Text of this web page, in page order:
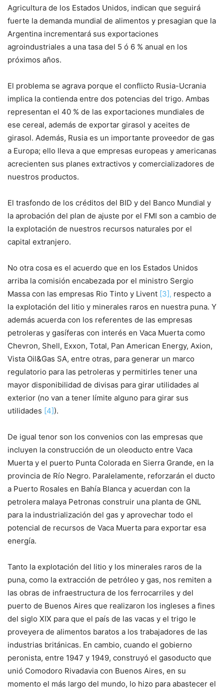
Agricultura de los Estados Unidos, indican que seguirá
fuerte la demanda mundial de alimentos y presagian que la
Argentina incrementará sus exportaciones
agroindustriales a una tasa del 5 ó 6 % anual en los
próximos años.
El problema se agrava porque el conflicto Rusia-Ucrania
implica la contienda entre dos potencias del trigo. Ambas
representan el 40 % de las exportaciones mundiales de
ese cereal, además de exportar girasol y aceites de
girasol. Además, Rusia es un importante proveedor de gas
a Europa; ello lleva a que empresas europeas y americanas
acrecienten sus planes extractivos y comercializadores de
nuestros productos.
El trasfondo de los créditos del BID y del Banco Mundial y
la aprobación del plan de ajuste por el FMI son a cambio de
la explotación de nuestros recursos naturales por el
capital extranjero.
No otra cosa es el acuerdo que en los Estados Unidos
arriba la comisión encabezada por el ministro Sergio
Massa con las empresas Rio Tinto y Livent [3], respecto a
la explotación del litio y minerales raros en nuestra puna. Y
además acuerda con los referentes de las empresas
petroleras y gasíferas con interés en Vaca Muerta como
Chevron, Shell, Exxon, Total, Pan American Energy, Axion,
Vista Oil&Gas SA, entre otras, para generar un marco
regulatorio para las petroleras y permitirles tener una
mayor disponibilidad de divisas para girar utilidades al
exterior (no van a tener límite alguno para girar sus
utilidades [4]).
De igual tenor son los convenios con las empresas que
incluyen la construcción de un oleoducto entre Vaca
Muerta y el puerto Punta Colorada en Sierra Grande, en la
provincia de Río Negro. Paralelamente, reforzarán el ducto
a Puerto Rosales en Bahía Blanca y acuerdan con la
petrolera malaya Petronas construir una planta de GNL
para la industrialización del gas y aprovechar todo el
potencial de recursos de Vaca Muerta para exportar esa
energía.
Tanto la explotación del litio y los minerales raros de la
puna, como la extracción de petróleo y gas, nos remiten a
las obras de infraestructura de los ferrocarriles y del
puerto de Buenos Aires que realizaron los ingleses a fines
del siglo XIX para que el país de las vacas y el trigo le
proveyera de alimentos baratos a los trabajadores de las
industrias británicas. En cambio, cuando el gobierno
peronista, entre 1947 y 1949, construyó el gasoducto que
unió Comodoro Rivadavia con Buenos Aires, en su
momento el más largo del mundo, lo hizo para abastecer el